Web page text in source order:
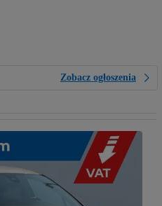
Zobacz ogłoszenia